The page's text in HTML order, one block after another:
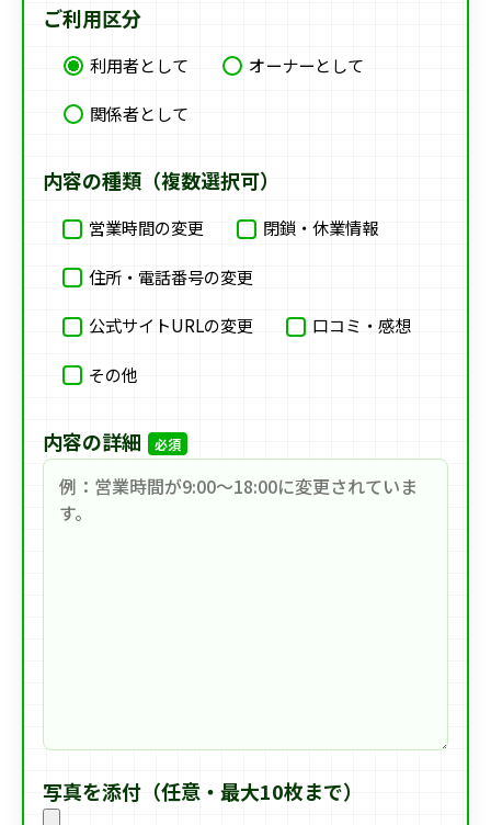
ご利用区分
利用者として
オーナーとして
関係者として
内容の種類（複数選択可）
営業時間の変更 閉鎖・休業情報
住所・電話番号の変更
公式サイトURLの変更 口コミ・感想
その他
内容の詳細 必須
写真を添付（任意・最大10枚まで）